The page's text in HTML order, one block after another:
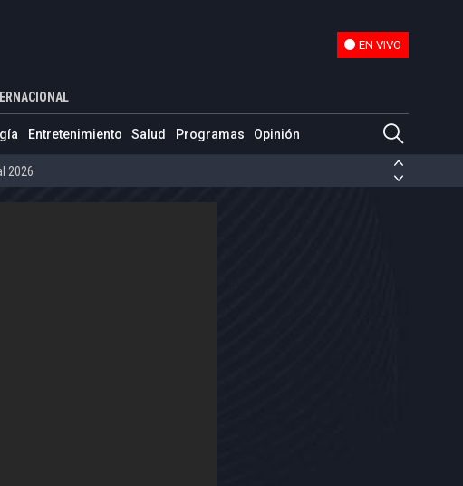
EN VIVO
Entretenimiento Salud Programas Opinión
2026
con NTN24 de esta tragedia
Disidencias de las FARC